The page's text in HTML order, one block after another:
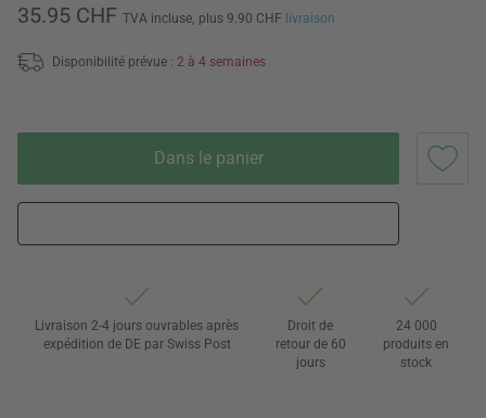
35.95 CHF TVA incluse, plus 9.90 CHF livraison
Disponibilité prévue : 2 à 4 semaines
Dans le panier
Livraison 2-4 jours ouvrables après
expédition de DE par Swiss Post
Droit de
retour de 60
jours
24 000
produits en
stock